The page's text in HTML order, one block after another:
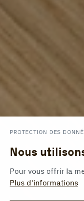
PROTECTION DES
Nous
Pour vous offrir la
Plus d'informations